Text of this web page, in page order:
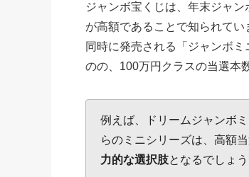
ジャンボ宝くじは、年末ジャ
が高額であることで知られて
同時に発売される「ジャンボ
のの、100万円クラスの当選本
例えば、ドリームジャンボ
らのミニシリーズは、高額
力的な選択肢となるでしょう